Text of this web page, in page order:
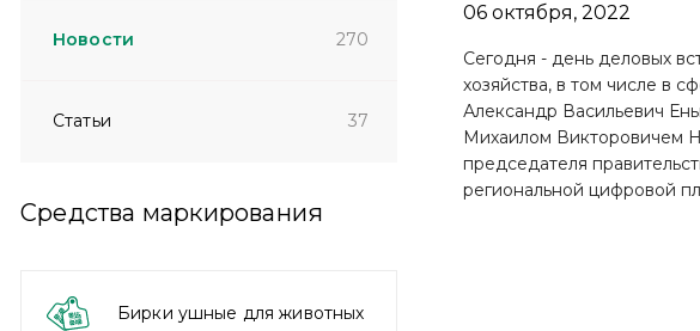
Новости 270
Статьи 37
Средства маркирования
Бирки ушные для животных
06 октября, 2022
Сегодня - день деловых
хозяйства, в том числе в
Александр Васильевич
Михаилом Викторовичем
председателя
региональной цифровой